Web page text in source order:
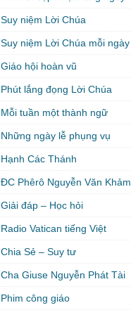
Suy niệm Lời Chúa
Suy niệm Lời Chúa mỗi ngày
Giáo hội hoàn vũ
Phút lắng đọng Lời Chúa
Mỗi tuần một thành ngữ
Những ngày lễ phụng vụ
Hạnh Các Thánh
ĐC Phêrô Nguyễn Văn Khảm
Giải đáp – Học hỏi
Radio Vatican tiếng Việt
Chia Sẻ – Suy tư
Cha Giuse Nguyễn Phát Tài
Phim công giáo